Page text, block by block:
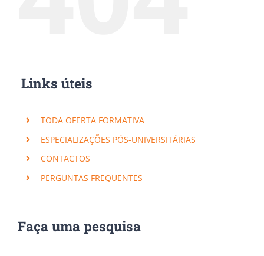
Links úteis
TODA OFERTA FORMATIVA
ESPECIALIZAÇÕES PÓS-UNIVERSITÁRIAS
CONTACTOS
PERGUNTAS FREQUENTES
Faça uma pesquisa